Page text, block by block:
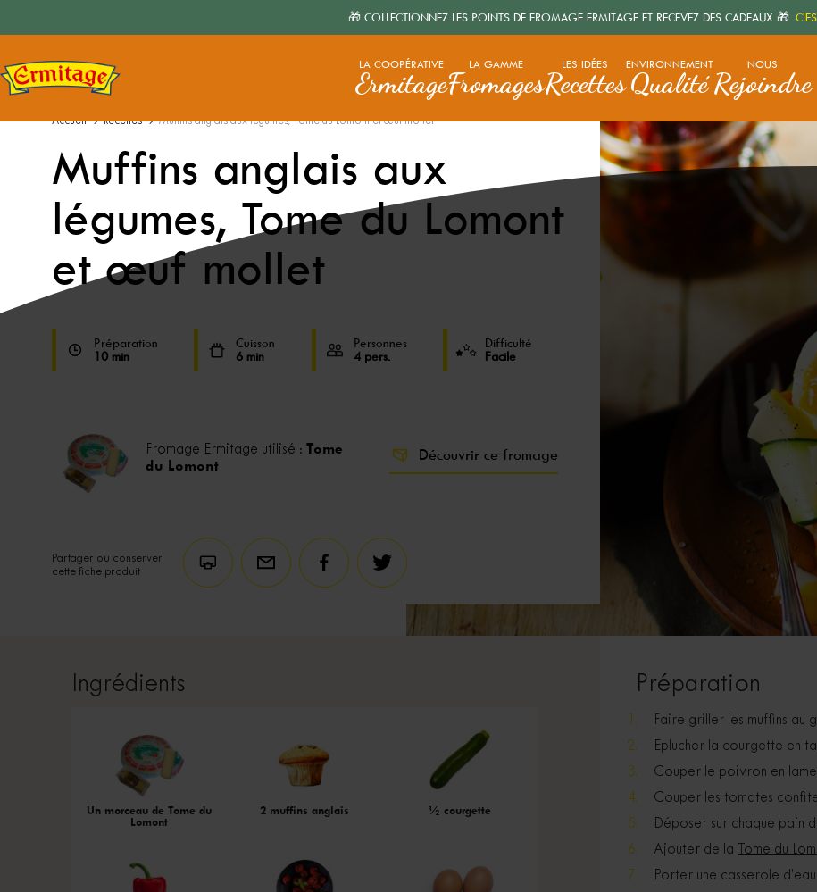
LA COOPÉRATIVE
Ermitage
LA GAMME
Fromages
LES IDÉES
Recettes
ENVIRONNEMENT
Qualité
NOUS
Rejoindre
Accueil › Recettes › Muffins anglais aux légumes, Tome du Lomont et œuf mollet
Muffins anglais aux
légumes, Tome du Lomont
et œuf mollet
Préparation
10 min
Cuisson
6 min
Personnes
4 pers.
Difficulté
Facile
Fromage Ermitage utilisé : Tome
du Lomont
Découvrir ce fromage
Partager ou conserver
cette fiche produit
Ingrédients
Un morceau de Tome du
Lomont
2 muffins anglais ½ courgette
Préparation
Faire griller les muffins au
Eplucher la courgette en
Couper le poivron en
Couper les tomates
Déposer sur chaque pain
Ajouter de la
Tome du
Porter une casserole
🎁 COLLECTIONNEZ LES POINTS DE FROMAGE ERMITAGE ET RECEVEZ DES CADEAUX 🎁